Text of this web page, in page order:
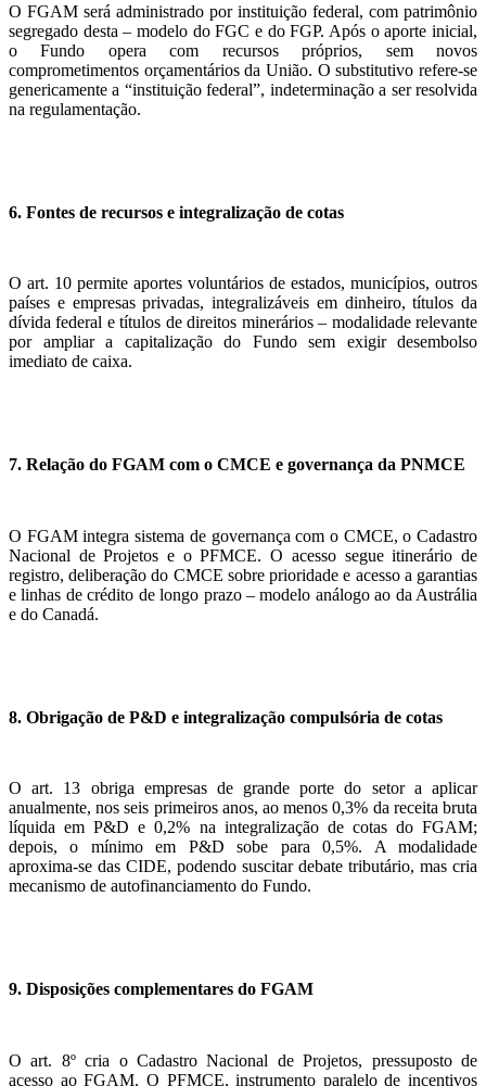
O FGAM será administrado por instituição federal, com patrimônio
segregado desta – modelo do FGC e do FGP. Após o aporte inicial,
o Fundo opera com recursos próprios, sem novos
comprometimentos orçamentários da União. O substitutivo refere-se
genericamente a “instituição federal”, indeterminação a ser resolvida
na regulamentação.
6. Fontes de recursos e integralização de cotas
O art. 10 permite aportes voluntários de estados, municípios, outros
países e empresas privadas, integralizáveis em dinheiro, títulos da
dívida federal e títulos de direitos minerários – modalidade relevante
por ampliar a capitalização do Fundo sem exigir desembolso
imediato de caixa.
7. Relação do FGAM com o CMCE e governança da PNMCE
O FGAM integra sistema de governança com o CMCE, o Cadastro
Nacional de Projetos e o PFMCE. O acesso segue itinerário de
registro, deliberação do CMCE sobre prioridade e acesso a garantias
e linhas de crédito de longo prazo – modelo análogo ao da Austrália
e do Canadá.
8. Obrigação de P&D e integralização compulsória de cotas
O art. 13 obriga empresas de grande porte do setor a aplicar
anualmente, nos seis primeiros anos, ao menos 0,3% da receita bruta
líquida em P&D e 0,2% na integralização de cotas do FGAM;
depois, o mínimo em P&D sobe para 0,5%. A modalidade
aproxima-se das CIDE, podendo suscitar debate tributário, mas cria
mecanismo de autofinanciamento do Fundo.
9. Disposições complementares do FGAM
O art. 8º cria o Cadastro Nacional de Projetos, pressuposto de
acesso ao FGAM. O PFMCE, instrumento paralelo de incentivos